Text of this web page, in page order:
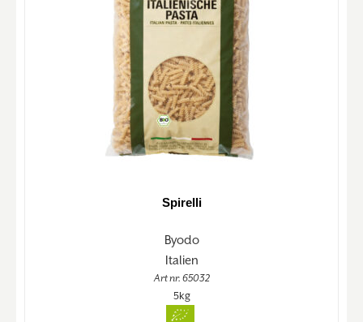
Spirelli
Byodo
Italien
Art nr. 65032
5kg